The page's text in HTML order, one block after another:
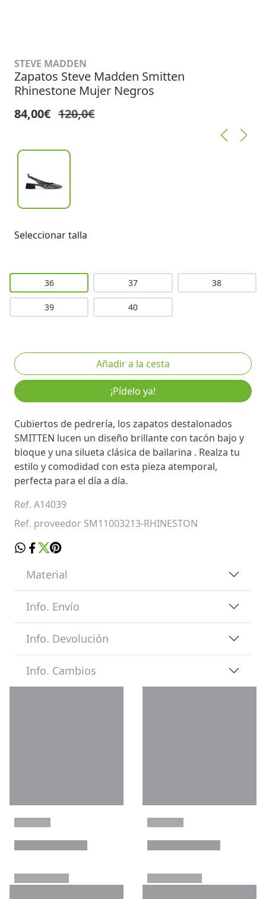
STEVE MADDEN
Zapatos Steve Madden Smitten
Rhinestone Mujer Negros
84,00€ 120,0€
Seleccionar talla
36 37 38
39 40
¡Pídelo ya!
Cubiertos de pedrería, los zapatos destalonados
SMITTEN lucen un diseño brillante con tacón bajo y
bloque y una silueta clásica de bailarina . Realza tu
estilo y comodidad con esta pieza atemporal,
perfecta para el día a día.
Ref. A14039
Ref. proveedor SM11003213-RHINESTON
Material
Info. Envío
Info. Devolución
Info. Cambios